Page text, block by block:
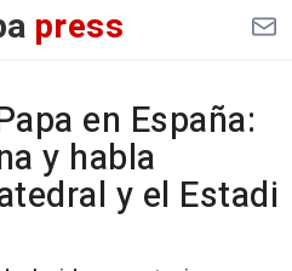
press
en España:
y habla
y el Estadi